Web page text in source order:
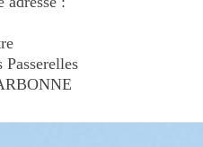
Passerelles